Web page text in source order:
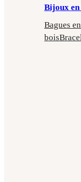
Bijoux en
Bagues
bois